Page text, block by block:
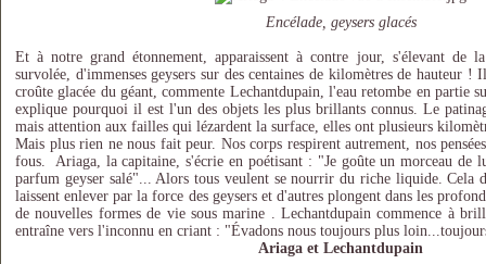
Encélade, geysers glacés
Et à notre grand étonnement, apparaissent à contre jour, s'élevant de
survolée, d'immenses geysers sur des centaines de kilomètres de hauteur
croûte glacée du géant, commente Lechantdupain, l'eau retombe en partie
explique pourquoi il est l'un des objets les plus brillants connus. Le
mais attention aux failles qui lézardent la surface, elles ont plusieurs
Mais plus rien ne nous fait peur. Nos corps respirent autrement, nos
fous. Ariaga, la capitaine, s'écrie en poétisant : "Je goûte un morceau de
parfum geyser salé"... Alors tous veulent se nourrir du riche liquide. Cela
laissent enlever par la force des geysers et d'autres plongent dans les
de nouvelles formes de vie sous marine . Lechantdupain commence à
entraîne vers l'inconnu en criant : "Évadons nous toujours plus
Ariaga et Lechantdupain